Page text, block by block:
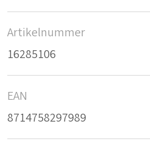
Artikelnummer
16285106
EAN
8714758297989